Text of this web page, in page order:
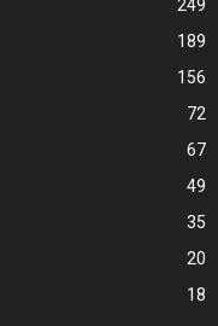
249
189
156
72
67
49
35
20
18